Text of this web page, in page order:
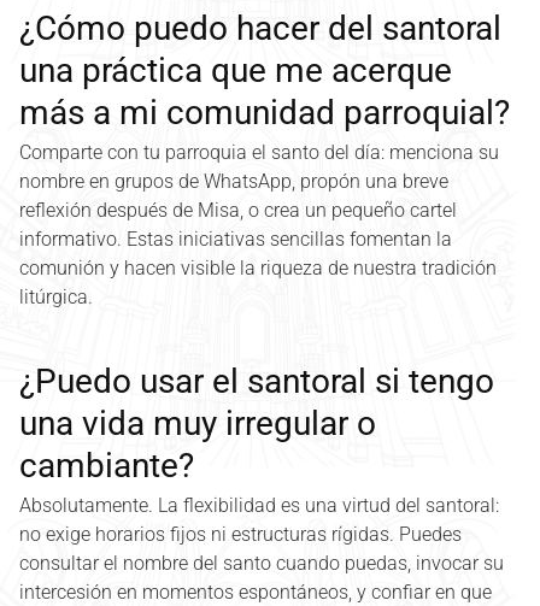
¿Cómo puedo hacer del santoral
una práctica que me acerque
más a mi comunidad parroquial?
Comparte con tu parroquia el santo del día: menciona su
nombre en grupos de WhatsApp, propón una breve
reflexión después de Misa, o crea un pequeño cartel
informativo. Estas iniciativas sencillas fomentan la
comunión y hacen visible la riqueza de nuestra tradición
litúrgica.
¿Puedo usar el santoral si tengo
una vida muy irregular o
cambiante?
Absolutamente. La flexibilidad es una virtud del santoral:
no exige horarios fijos ni estructuras rígidas. Puedes
consultar el nombre del santo cuando puedas, invocar su
intercesión en momentos espontáneos, y confiar en que